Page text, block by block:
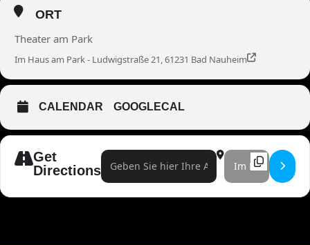
ORT
Theater am Park
Im Haus am Park - Ludwigstraße 21, 61231 Bad Nauheim
CALENDAR GOOGLECAL
Get
Directions
Address - Yann Yuro [] Destination Address